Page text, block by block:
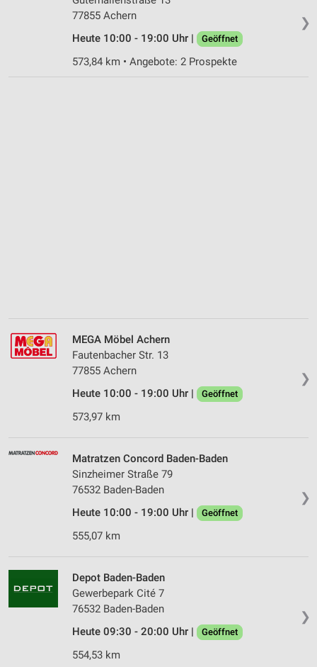
❯
77855 Achern
Heute 10:00 - 19:00 Uhr |
Geöffnet
573,84 km • Angebote: 2 Prospekte
❯
MEGA Möbel Achern
Fautenbacher Str. 13
77855 Achern
Heute 10:00 - 19:00 Uhr |
Geöffnet
573,97 km
❯
Matratzen Concord Baden-Baden
Sinzheimer Straße 79
76532 Baden-Baden
Heute 10:00 - 19:00 Uhr |
Geöffnet
555,07 km
❯
Depot Baden-Baden
Gewerbepark Cité 7
76532 Baden-Baden
Heute 09:30 - 20:00 Uhr |
Geöffnet
554,53 km